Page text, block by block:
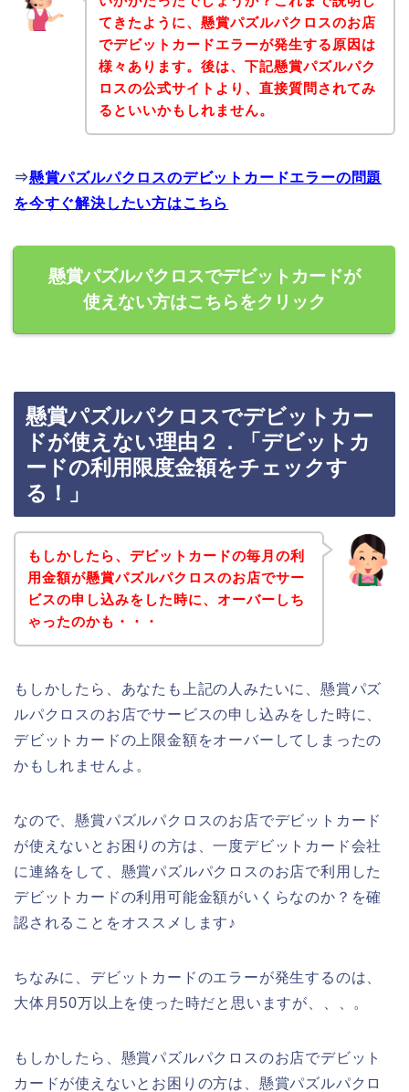
てきたように、懸賞パズルパクロスのお店
でデビットカードエラーが発生する原因は
様々あります。後は、下記懸賞パズルパク
ロスの公式サイトより、直接質問されてみ
るといいかもしれません。
⇒懸賞パズルパクロスのデビットカードエラーの問題
を今すぐ解決したい方はこちら
懸賞パズルパクロスでデビットカードが
使えない方はこちらをクリック
懸賞パズルパクロスでデビットカー
ドが使えない理由２．「デビットカ
ードの利用限度金額をチェックす
る！」
もしかしたら、デビットカードの毎月の利
用金額が懸賞パズルパクロスのお店でサー
ビスの申し込みをした時に、オーバーしち
ゃったのかも・・・
もしかしたら、あなたも上記の人みたいに、懸賞パズ
ルパクロスのお店でサービスの申し込みをした時に、
デビットカードの上限金額をオーバーしてしまったの
かもしれませんよ。
なので、懸賞パズルパクロスのお店でデビットカード
が使えないとお困りの方は、一度デビットカード会社
に連絡をして、懸賞パズルパクロスのお店で利用した
デビットカードの利用可能金額がいくらなのか？を確
認されることをオススメします♪
ちなみに、デビットカードのエラーが発生するのは、
大体月50万以上を使った時だと思いますが、、、。
もしかしたら、懸賞パズルパクロスのお店でデビット
カードが使えないとお困りの方は、懸賞パズルパクロ